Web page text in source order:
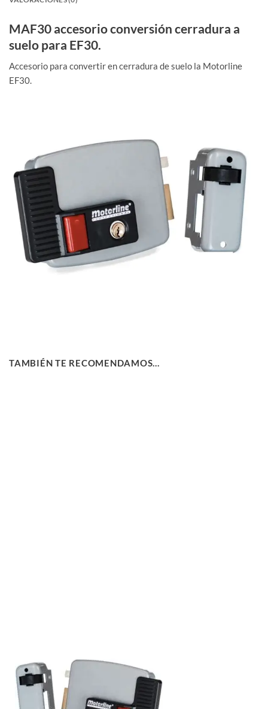
MAF30 accesorio conversión cerradura a
suelo para EF30.
Accesorio para convertir en cerradura de suelo la Motorline
EF30.
TAMBIÉN TE RECOMENDAMOS…